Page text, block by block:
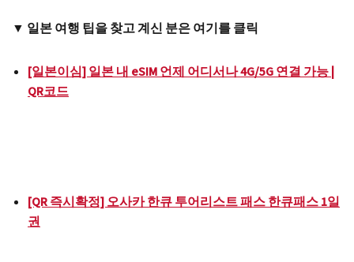
▼ 일본 여행 팁을 찾고 계신 분은 여기를 클릭
[일본이심] 일본 내 eSIM 언제 어디서나 4G/5G 연결 가능 |
QR코드
[QR 즉시확정] 오사카 한큐 투어리스트 패스 한큐패스 1일
권